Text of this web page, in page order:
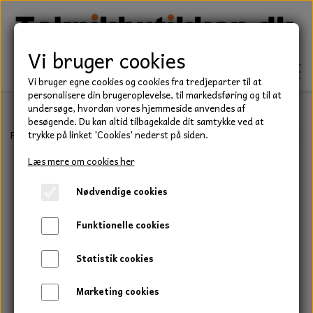
TEKNIK
KILEREMME
LEJER
PAKDÅSER
LÅSERINGE
BEFÆSTELSE
HAVE/PARK
UNIVERSALE REMME TIL PLÆNEKLIPPER OG
HAVETRAKTOR
TRAKTOR/ENTREPRENØR
Forside Befæstelse Bolte Stålsætbolt, Elgalvaniseret, Kvalitet
Vi bruger cookies
Vi bruger egne cookies og cookies fra tredjeparter til at
personalisere din brugeroplevelse, til markedsføring og til at
undersøge, hvordan vores hjemmeside anvendes af
besøgende. Du kan altid tilbagekalde dit samtykke ved at
trykke på linket 'Cookies' nederst på siden.
Læs mere om cookies her
Nødvendige cookies
Funktionelle cookies
Statistik cookies
Marketing cookies